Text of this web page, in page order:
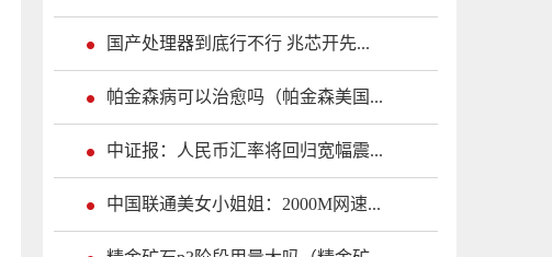
国产处理器到底行不行 兆芯开先...
帕金森病可以治愈吗（帕金森美国...
中证报：人民币汇率将回归宽幅震...
中国联通美女小姐姐：2000M网速...